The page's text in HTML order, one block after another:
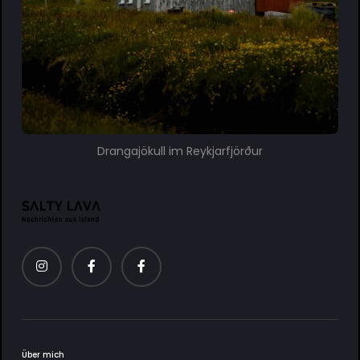
Drangajökull im Reykjarfjörður
Über mich